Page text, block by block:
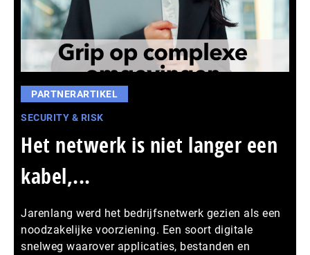
PARTNERARTIKEL
SECURITY & RISK
Het netwerk is niet langer een
kabel,...
Jarenlang werd het bedrijfsnetwerk gezien als een
noodzakelijke voorziening. Een soort digitale
snelweg waarover applicaties, bestanden en